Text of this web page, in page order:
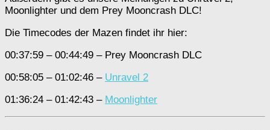
Moonlighter und dem Prey Mooncrash DLC!
Die Timecodes der Mazen findet ihr hier:
00:37:59 – 00:44:49 – Prey Mooncrash DLC
00:58:05 – 01:02:46 – Unravel 2
01:36:24 – 01:42:43 – Moonlighter